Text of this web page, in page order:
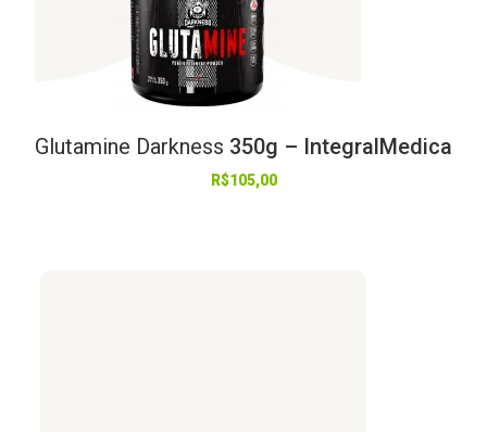
Glutamine Darkness 350g – IntegralMedica
R$105,00